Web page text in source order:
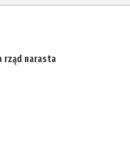
rząd narasta